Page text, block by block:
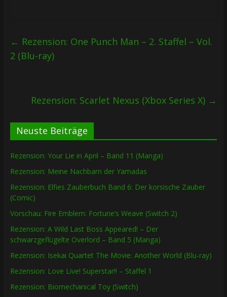
← Rezension: One Punch Man – 2. Staffel – Vol.
2 (Blu-ray)
Rezension: Scarlet Nexus (Xbox Series X) →
Neuste Beiträge
Rezension: Your Lie in April – Band 11 (Manga)
Rezension: Meine Nachbarn der Yamadas
Rezension: Elfies Zauberbuch Band 6: Der korsische Zauber
(Comic)
Vorschau: Fire Emblem: Fortune’s Weave (Switch 2)
Rezension: A Wild Last Boss Appeared! – Der
schwarzgeflügelte Overlord – Band 5 (Manga)
Rezension: Isekai Quartet The Movie: Another World (Blu-ray)
Rezension: Love Live! Superstar!! – Staffel 1
Rezension: Biomechanical Toy (Switch)